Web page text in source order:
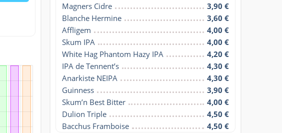
Magners Cidre
3,90 €
Blanche Hermine
3,60 €
Affligem
4,00 €
Skum IPA
4,00 €
White Hag Phantom Hazy IPA
4,20 €
IPA de Tennent’s
4,30 €
Anarkiste NEIPA
4,30 €
Guinness
3,90 €
Skum’n Best Bitter
4,00 €
Dulion Triple
4,50 €
Bacchus Framboise
4,50 €